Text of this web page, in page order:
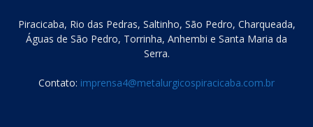
Piracicaba, Rio das Pedras, Saltinho, São Pedro, Charqueada,
Águas de São Pedro, Torrinha, Anhembi e Santa Maria da
Serra.
Contato: imprensa4@metalurgicospiracicaba.com.br